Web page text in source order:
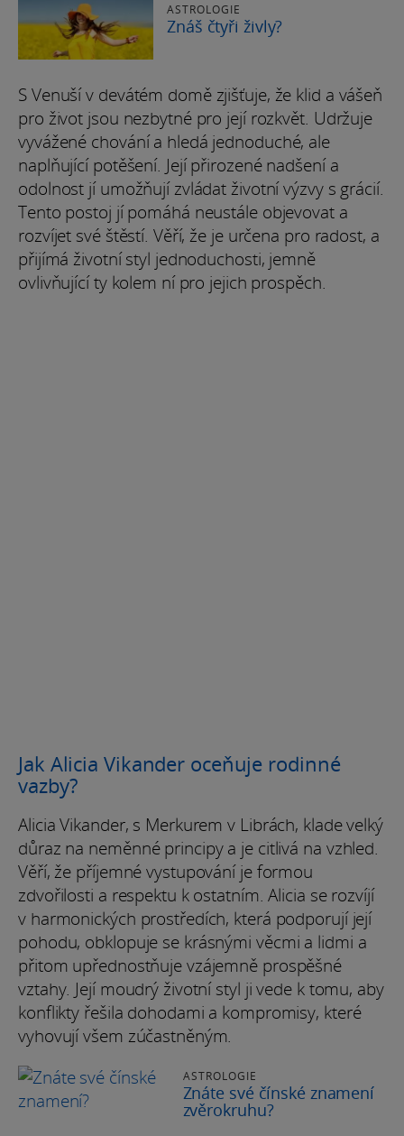
ASTROLOGIE
Znáš čtyři živly?
S Venuší v devátém domě zjišťuje, že klid a vášeň
pro život jsou nezbytné pro její rozkvět. Udržuje
vyvážené chování a hledá jednoduché, ale
naplňující potěšení. Její přirozené nadšení a
odolnost jí umožňují zvládat životní výzvy s grácií.
Tento postoj jí pomáhá neustále objevovat a
rozvíjet své štěstí. Věří, že je určena pro radost, a
přijímá životní styl jednoduchosti, jemně
ovlivňující ty kolem ní pro jejich prospěch.
Jak Alicia Vikander oceňuje rodinné
vazby?
Alicia Vikander, s Merkurem v Librách, klade velký
důraz na neměnné principy a je citlivá na vzhled.
Věří, že příjemné vystupování je formou
zdvořilosti a respektu k ostatním. Alicia se rozvíjí
v harmonických prostředích, která podporují její
pohodu, obklopuje se krásnými věcmi a lidmi a
přitom upřednostňuje vzájemně prospěšné
vztahy. Její moudrý životní styl ji vede k tomu, aby
konflikty řešila dohodami a kompromisy, které
vyhovují všem zúčastněným.
ASTROLOGIE
Znáte své čínské znamení
zvěrokruhu?